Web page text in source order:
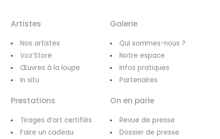
Artistes
Nos artistes
Voz’Store
Œuvres à la loupe
In situ
Galerie
Qui sommes-nous ?
Notre espace
Infos pratiques
Partenaires
Prestations
Tirages d’art certifiés
Faire un cadeau
On en parle
Revue de presse
Dossier de presse